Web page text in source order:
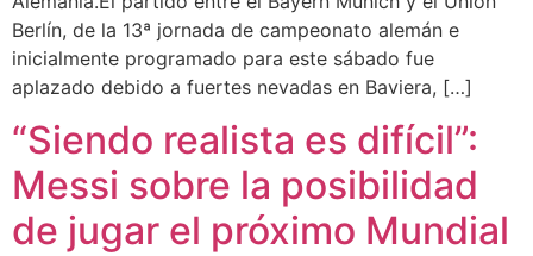
Berlín, de la 13ª jornada de campeonato alemán e
inicialmente programado para este sábado fue
aplazado debido a fuertes nevadas en Baviera, […]
“Siendo realista es difícil”:
Messi sobre la posibilidad
de jugar el próximo Mundial